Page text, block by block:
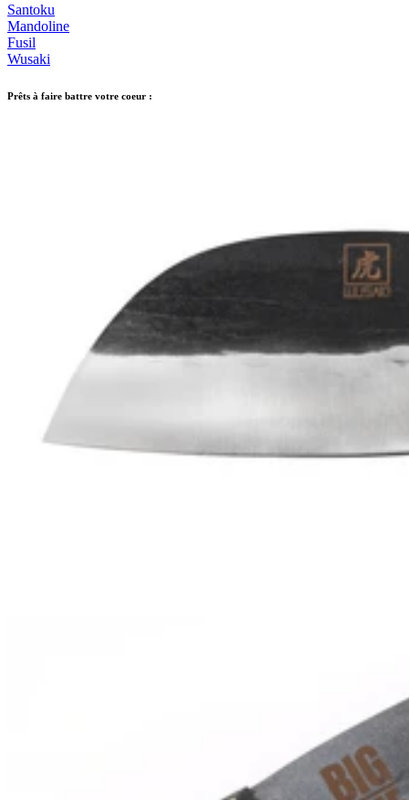
Santoku
Mandoline
Fusil
Wusaki
Prêts à faire battre votre coeur :